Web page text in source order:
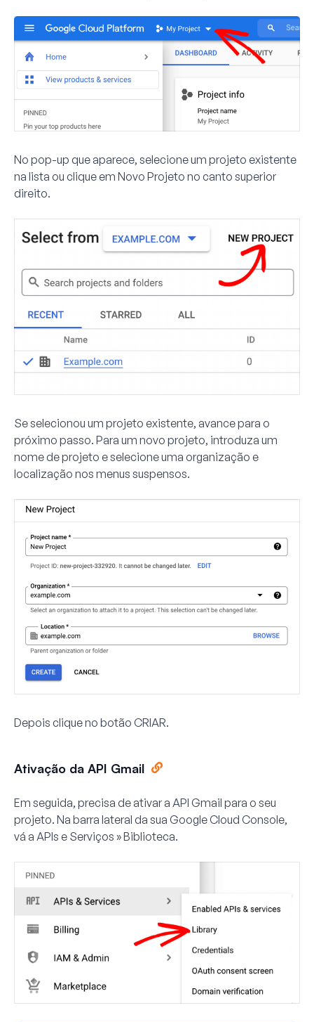
No pop-up que aparece, selecione um projeto existente
na lista ou clique em Novo Projeto no canto superior
direito.
Se selecionou um projeto existente, avance para o
próximo passo. Para um novo projeto, introduza um
nome de projeto e selecione uma organização e
localização nos menus suspensos.
Depois clique no botão CRIAR.
Ativação da API Gmail
Em seguida, precisa de ativar a API Gmail para o seu
projeto. Na barra lateral da sua Google Cloud Console,
vá a APIs e Serviços » Biblioteca.